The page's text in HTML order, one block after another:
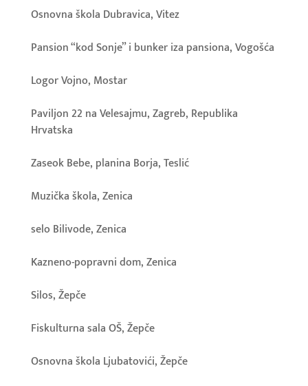
Osnovna škola Dubravica, Vitez
Pansion “kod Sonje” i bunker iza pansiona, Vogošća
Logor Vojno, Mostar
Paviljon 22 na Velesajmu, Zagreb, Republika
Hrvatska
Zaseok Bebe, planina Borja, Teslić
Muzička škola, Zenica
selo Bilivode, Zenica
Kazneno-popravni dom, Zenica
Silos, Žepče
Fiskulturna sala OŠ, Žepče
Osnovna škola Ljubatovići, Žepče